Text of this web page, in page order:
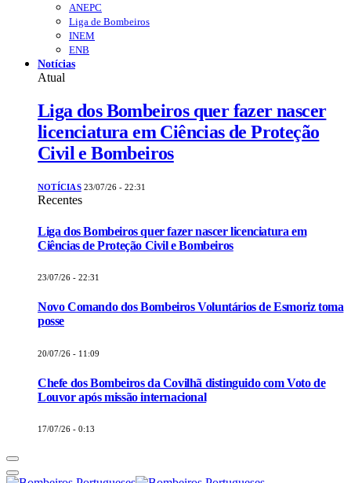
ANEPC
Liga de Bombeiros
INEM
ENB
Notícias
Atual
Liga dos Bombeiros quer fazer nascer
licenciatura em Ciências de Proteção
Civil e Bombeiros
NOTÍCIAS 23/07/26 - 22:31
Recentes
Liga dos Bombeiros quer fazer nascer licenciatura em
Ciências de Proteção Civil e Bombeiros
23/07/26 - 22:31
Novo Comando dos Bombeiros Voluntários de Esmoriz toma
posse
20/07/26 - 11:09
Chefe dos Bombeiros da Covilhã distinguido com Voto de
Louvor após missão internacional
17/07/26 - 0:13